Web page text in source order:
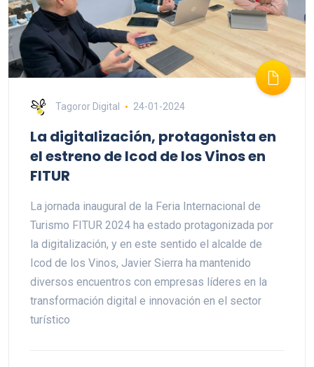
Tagoror Digital 24-01-2024
La digitalización, protagonista en
el estreno de Icod de los Vinos en
FITUR
La jornada inaugural de la Feria Internacional de
Turismo FITUR 2024 ha estado protagonizada por
la digitalización, y en este sentido el alcalde de
Icod de los Vinos, Javier Sierra ha mantenido
diversos encuentros con empresas líderes en la
transformación digital e innovación en el sector
turístico